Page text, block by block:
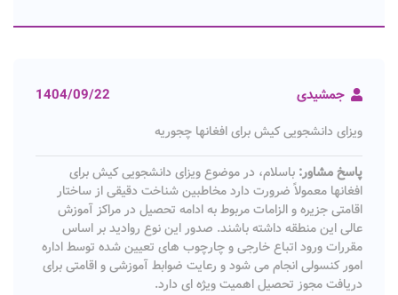
جمشیدی 1404/09/22
ویزای دانشجویی کیش برای افغانها چجوریه
پاسخ مشاور: باسلام، در موضوع ویزای دانشجویی کیش برای
افغانها معمولاً ضرورت دارد مخاطبین شناخت دقیقی از ساختار
اقامتی جزیره و الزامات مربوط به ادامه تحصیل در مراکز آموزش
عالی این منطقه داشته باشند. صدور این نوع روادید بر اساس
مقررات ورود اتباع خارجی و چارچوب های تعیین شده توسط اداره
امور کنسولی انجام می شود و رعایت ضوابط آموزشی و اقامتی برای
دریافت مجوز تحصیل اهمیت ویژه ای دارد.